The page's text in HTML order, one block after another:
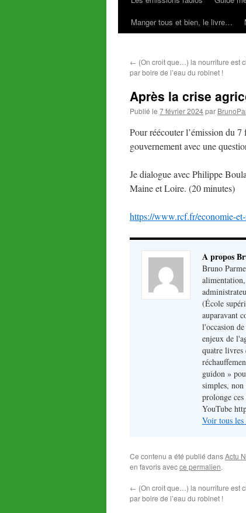
Manger tous et bien, le livre…
← (On croit que…) la nourriture est
par boire de l’eau du robinet !
Après la crise
Publié le 7 février 2024par
Pour réécouter l’émission du
gouvernement avec une
Je dialogue avec Philippe
Maine et Loire. (20 minutes)
https://www.rcf.fr/economie-
A propos
Bruno
(École
auparavant
l'occasion
enjeux de
quatre
guidon »
simples,
prolonge
YouTube
Voir tous
Ce contenu a été publié dansActu
en favoris avecce permalien.
← (On croit que…) la nourriture est
par boire de l’eau du robinet !